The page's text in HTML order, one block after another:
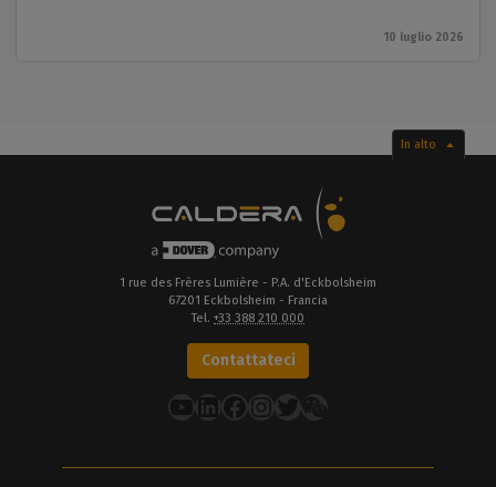
10 luglio 2026
In alto
1 rue des Frères Lumière - P.A. d'Eckbolsheim
67201 Eckbolsheim - Francia
Tel. +33 388 210 000
Contattateci
YouTube
LinkedIn
Facebook
Instagram
Twitter